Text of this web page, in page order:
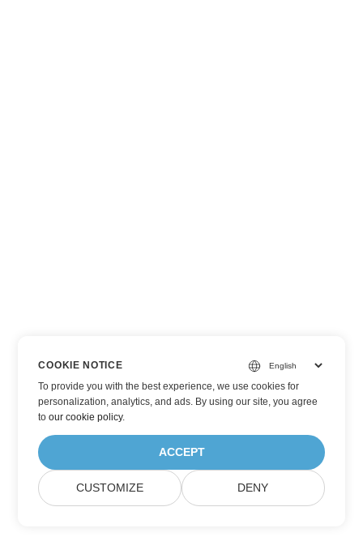
COOKIE NOTICE
To provide you with the best experience, we use cookies for
personalization, analytics, and ads. By using our site, you agree
toour cookie policy.
ACCEPT
CUSTOMIZE DENY